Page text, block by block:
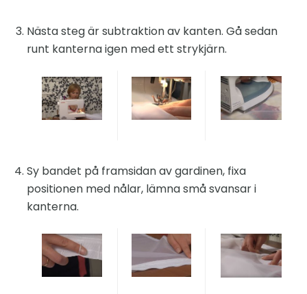
Nästa steg är subtraktion av kanten. Gå sedan
runt kanterna igen med ett strykjärn.
Sy bandet på framsidan av gardinen, fixa
positionen med nålar, lämna små svansar i
kanterna.